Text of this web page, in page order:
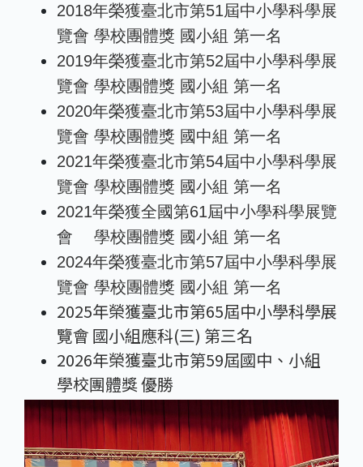
2018年榮獲臺北市第51屆中小學科學展
覽會 學校團體獎 國小組 第一名
2019年榮獲臺北市第52屆中小學科學展
覽會 學校團體獎 國小組 第一名
2020年榮獲臺北市第53屆中小學科學展
覽會 學校團體獎 國中組 第一名
2021年榮獲臺北市第54屆中小學科學展
覽會 學校團體獎 國小組 第一名
2021年榮獲全國第61屆中小學科學展覽
會 學校團體獎 國小組 第一名
2024年榮獲臺北市第57屆中小學科學展
覽會 學校團體獎 國小組 第一名
2025年榮獲臺北市第65屆中小學科學展
覽會 國小組應科(三) 第三名
2026年榮獲臺北市第59屆國中、小組
學校團體獎 優勝